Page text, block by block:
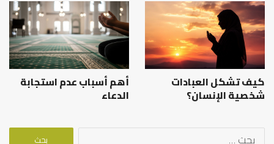
كيف تشكل العبادات
شخصية الإنسان؟
أهم أسباب عدم استجابة
الدعاء
البحث